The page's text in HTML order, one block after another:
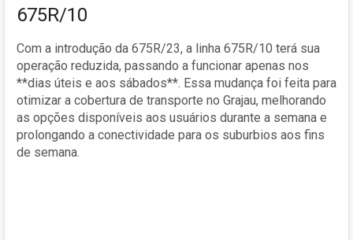
675R/10
Com a introdução da 675R/23, a linha 675R/10 terá sua
operação reduzida, passando a funcionar apenas nos
**dias úteis e aos sábados**. Essa mudança foi feita para
otimizar a cobertura de transporte no Grajau, melhorando
as opções disponíveis aos usuários durante a semana e
prolongando a conectividade para os suburbios aos fins
de semana.